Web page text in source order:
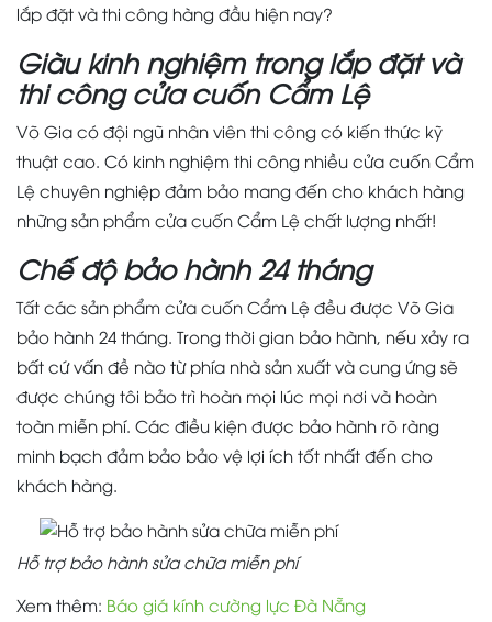
lắp đặt và thi công hàng đầu hiện nay?
Giàu kinh nghiệm trong lắp đặt và
thi công cửa cuốn Cẩm Lệ
Võ Gia có đội ngũ nhân viên thi công có kiến thức kỹ
thuật cao. Có kinh nghiệm thi công nhiều cửa cuốn Cẩm
Lệ chuyên nghiệp đảm bảo mang đến cho khách hàng
những sản phẩm cửa cuốn Cẩm Lệ chất lượng nhất!
Chế độ bảo hành 24 tháng
Tất các sản phẩm cửa cuốn Cẩm Lệ đều được Võ Gia
bảo hành 24 tháng. Trong thời gian bảo hành, nếu xảy ra
bất cứ vấn đề nào từ phía nhà sản xuất và cung ứng sẽ
được chúng tôi bảo trì hoàn mọi lúc mọi nơi và hoàn
toàn miễn phí. Các điều kiện được bảo hành rõ ràng
minh bạch đảm bảo bảo vệ lợi ích tốt nhất đến cho
khách hàng.
Hỗ trợ bảo hành sửa chữa miễn phí
Xem thêm: Báo giá kính cường lực Đà Nẵng